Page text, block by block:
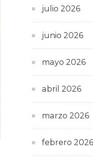
julio 2026
junio 2026
mayo 2026
abril 2026
marzo 2026
febrero 2026